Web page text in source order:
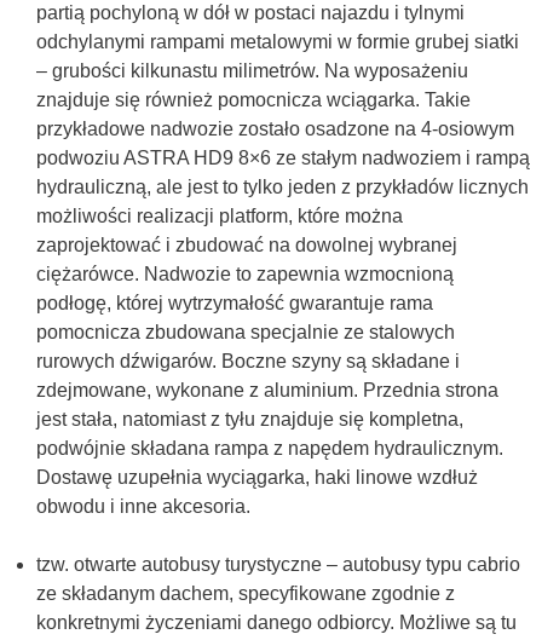
partią pochyloną w dół w postaci najazdu i tylnymi
odchylanymi rampami metalowymi w formie grubej siatki
– grubości kilkunastu milimetrów. Na wyposażeniu
znajduje się również pomocnicza wciągarka. Takie
przykładowe nadwozie zostało osadzone na 4-osiowym
podwoziu ASTRA HD9 8×6 ze stałym nadwoziem i rampą
hydrauliczną, ale jest to tylko jeden z przykładów licznych
możliwości realizacji platform, które można
zaprojektować i zbudować na dowolnej wybranej
ciężarówce. Nadwozie to zapewnia wzmocnioną
podłogę, której wytrzymałość gwarantuje rama
pomocnicza zbudowana specjalnie ze stalowych
rurowych dźwigarów. Boczne szyny są składane i
zdejmowane, wykonane z aluminium. Przednia strona
jest stała, natomiast z tyłu znajduje się kompletna,
podwójnie składana rampa z napędem hydraulicznym.
Dostawę uzupełnia wyciągarka, haki linowe wzdłuż
obwodu i inne akcesoria.
tzw. otwarte autobusy turystyczne – autobusy typu cabrio
ze składanym dachem, specyfikowane zgodnie z
konkretnymi życzeniami danego odbiorcy. Możliwe są tu